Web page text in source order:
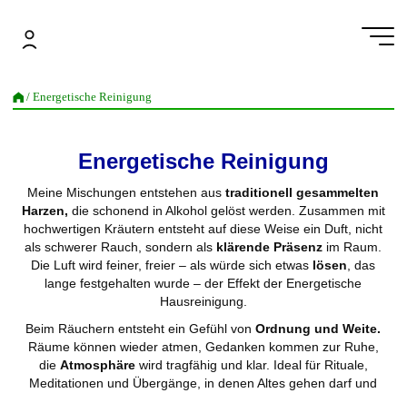
springen
/ Energetische Reinigung
Energetische Reinigung
Meine Mischungen entstehen austraditionell gesammelten
Harzen, die schonend in Alkohol gelöst werden. Zusammen mit
hochwertigen Kräutern entsteht auf diese Weise ein Duft, nicht
als schwerer Rauch, sondern als klärende Präsenz im Raum.
Die Luft wird feiner, freier – als würde sich etwas lösen , das
lange festgehalten wurde – der Effekt der Energetische
Hausreinigung.
Beim Räuchern entsteht ein Gefühl vonOrdnung und Weite.
Räume können wieder atmen, Gedanken kommen zur Ruhe,
die Atmosphäre wird tragfähig und klar. Ideal für Rituale,
Meditationen und Übergänge, in denen Altes gehen darf und